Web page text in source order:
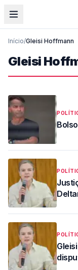
Início/Gleisi Hoffmann
Gleisi